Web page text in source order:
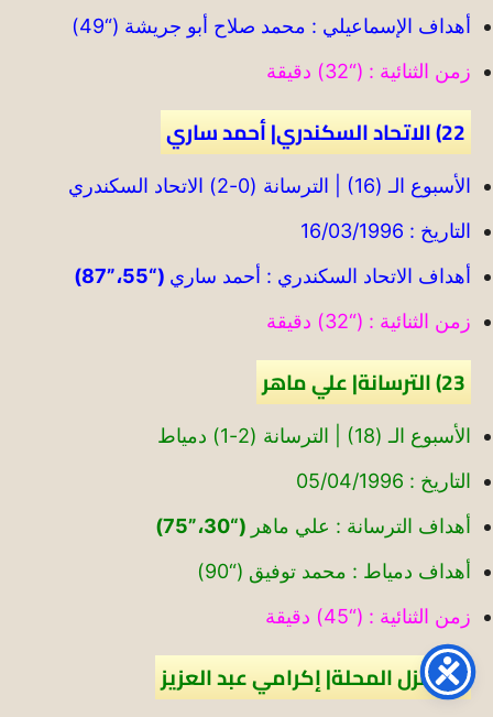
أهداف الإسماعيلي : محمد صلاح أبو جريشة (“49)
زمن الثنائية : (“32) دقيقة
22) الاتحاد السكندري| أحمد ساري
الأسبوع الـ (16) | الترسانة (0-2) الاتحاد السكندري
التاريخ : 16/03/1996
أهداف الاتحاد السكندري : أحمد ساري (“55،”87)
زمن الثنائية : (“32) دقيقة
23) الترسانة| علي ماهر
الأسبوع الـ (18) | الترسانة (2-1) دمياط
التاريخ : 05/04/1996
أهداف الترسانة : علي ماهر (“30،”75)
أهداف دمياط : محمد توفيق (“90)
زمن الثنائية : (“45) دقيقة
24) غزل المحلة| إكرامي عبد العزيز